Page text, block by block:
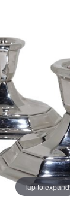
Tap to expand